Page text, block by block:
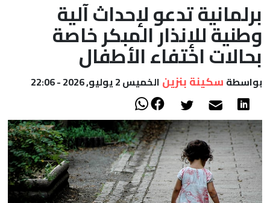
الصحراء
برلمانية تدعو لإحداث آلية
وطنية للإنذار المبكر خاصة
بحالات اختفاء الأطفال
بواسطة سكينة بنزين الخميس 2 يوليو, 2026 - 22:06